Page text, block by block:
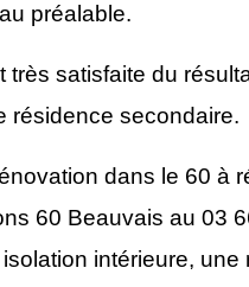
préalable.
très satisfaite du
résidence secondaire.
dans le 60 à
60 Beauvais au 03
intérieure, une